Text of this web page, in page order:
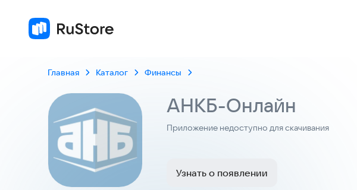
Главная Каталог Финансы
АНКБ-Онлайн
Приложение недоступно для скачивания
Узнать о появлении